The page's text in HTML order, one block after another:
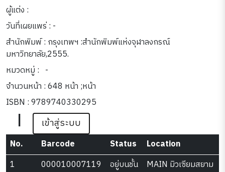
ผู้แต่ง :
วันที่เผยแพร่ : -
สำนักพิมพ์ : กรุงเทพฯ :สำนักพิมพ์แห่งจุฬาลงกรณ์
มหาวิทยาลัย,2555.
หมวดหมู่ : -
จำนวนหน้า : 648 หน้า ;หน้า
ISBN : 9789740330295
| เข้าสู่ระบบ
No. Barcode Status
Location
1
000010007119 อยู่บนชั้น
MAIN มิวเซียมสยาม